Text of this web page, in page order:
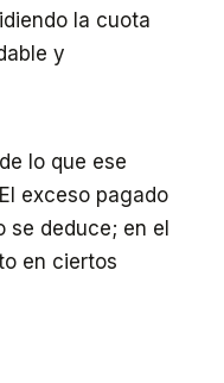
la cuota
y
lo que ese
exceso pagado
se deduce; en el
en ciertos